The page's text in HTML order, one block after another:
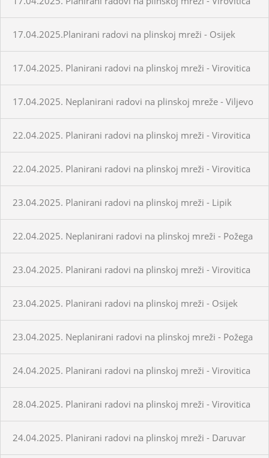
17.04.2025.Planirani radovi na plinskoj mreži - Osijek
17.04.2025. Planirani radovi na plinskoj mreži - Virovitica
17.04.2025. Neplanirani radovi na plinskoj mreže - Viljevo
22.04.2025. Planirani radovi na plinskoj mreži - Virovitica
22.04.2025. Planirani radovi na plinskoj mreži - Virovitica
23.04.2025. Planirani radovi na plinskoj mreži - Lipik
22.04.2025. Neplanirani radovi na plinskoj mreži - Požega
23.04.2025. Planirani radovi na plinskoj mreži - Virovitica
23.04.2025. Planirani radovi na plinskoj mreži - Osijek
23.04.2025. Neplanirani radovi na plinskoj mreži - Požega
24.04.2025. Planirani radovi na plinskoj mreži - Virovitica
28.04.2025. Planirani radovi na plinskoj mreži - Virovitica
24.04.2025. Planirani radovi na plinskoj mreži - Daruvar